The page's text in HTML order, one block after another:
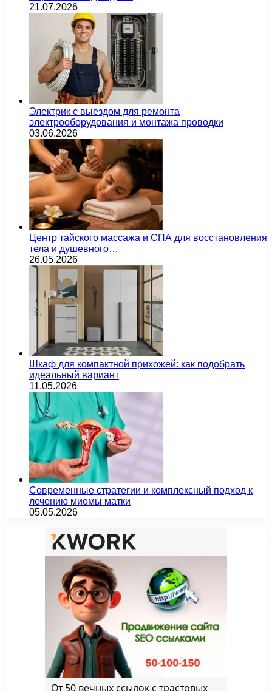
21.07.2026
Электрик с выездом для ремонта
электрооборудования и монтажа проводки
03.06.2026
Центр тайского массажа и СПА для восстановления
тела и душевного…
26.05.2026
Шкаф для компактной прихожей: как подобрать
идеальный вариант
11.05.2026
Современные стратегии и комплексный подход к
лечению миомы матки
05.05.2026